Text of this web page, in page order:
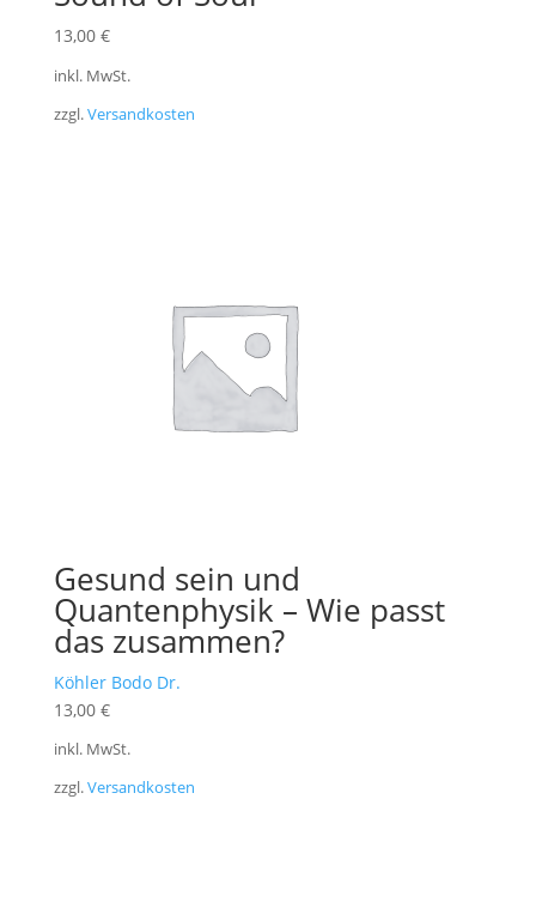
13,00 €
inkl. MwSt.
zzgl.Versandkosten
Gesund sein und
Quantenphysik – Wie passt
das zusammen?
Köhler Bodo Dr.
13,00 €
inkl. MwSt.
zzgl.Versandkosten